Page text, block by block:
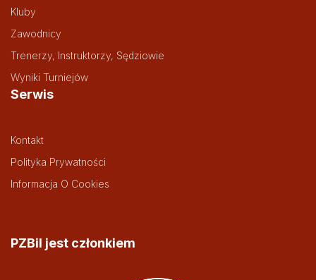
Kluby
Zawodnicy
Trenerzy, Instruktorzy, Sędziowie
Wyniki Turniejów
Serwis
Kontakt
Polityka Prywatności
Informacja O Cookies
PZBil jest członkiem